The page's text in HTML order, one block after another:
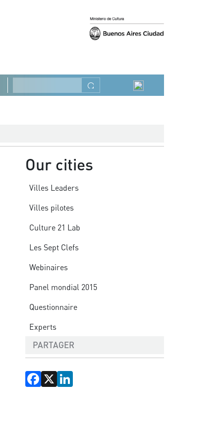
Our cities
Villes Leaders
Villes pilotes
Culture 21 Lab
Les Sept Clefs
Webinaires
Panel mondial 2015
Questionnaire
Experts
PARTAGER
Facebook
X